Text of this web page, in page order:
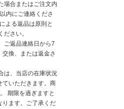
場合またはご注文内
内にご連絡くださ
よる返品は原則と
さい。
ご返品連絡日から7
換、または返金さ
は、当店の在庫状況
ていただきます。商
期限を過ぎますと
ります。ご了承くだ